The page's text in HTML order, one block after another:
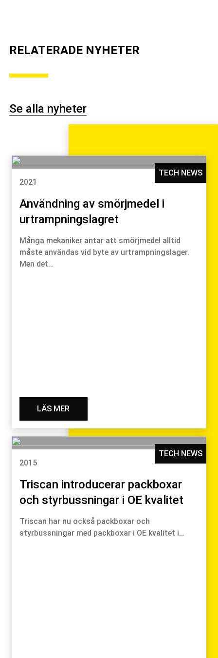
RELATERADE NYHETER
Se alla nyheter
TECH NEWS
2021
Användning av smörjmedel i
urtrampningslagret
Många mekaniker antar att smörjmedel alltid
måste användas vid byte av urtrampningslager.
Men det…
LÄS MER
TECH NEWS
2015
Triscan introducerar packboxar
och styrbussningar i OE kvalitet
Triscan har nu också packboxar och
styrbussningar med packboxar i OE kvalitet i…